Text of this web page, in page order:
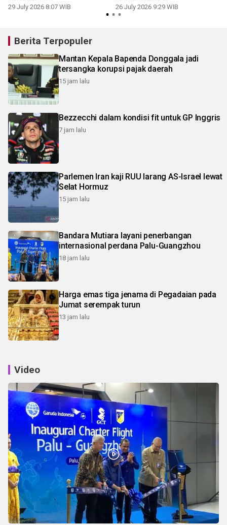
29 July 2026 8:07 WIB 26 July 2026 9:29 WIB
Berita Terpopuler
Mantan Kepala Bapenda Donggala jadi
tersangka korupsi pajak daerah
15 jam lalu
Bezzecchi dalam kondisi fit untuk GP Inggris
7 jam lalu
Parlemen Iran kaji RUU larang AS-Israel lewat
Selat Hormuz
15 jam lalu
Bandara Mutiara layani penerbangan
internasional perdana Palu-Guangzhou
18 jam lalu
Harga emas tiga jenama di Pegadaian pada
Jumat serempak turun
13 jam lalu
Video